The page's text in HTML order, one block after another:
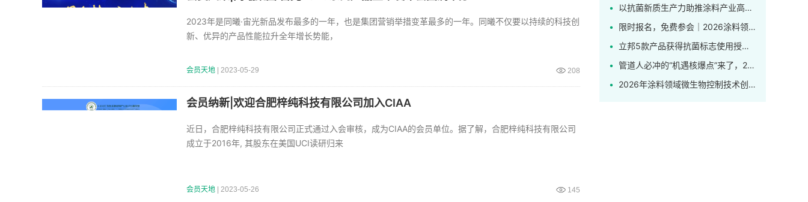
2023年是同曦·宙光新品发布最多的一年，也是集团营销举措变革最多的一年。同曦不仅要以持续的科技创
新、优异的产品性能拉升全年增长势能，
会员天地 | 2023-05-29 208
会员纳新|欢迎合肥梓纯科技有限公司加入CIAA
近日，合肥梓纯科技有限公司正式通过入会审核，成为CIAA的会员单位。据了解，合肥梓纯科技有限公司
成立于2016年, 其股东在美国UCI读研归来
会员天地 | 2023-05-26 145
以抗菌新质生产力助推涂料产业高质量发展，2026涂料微生物控制技术创新应用研讨会在上海举行
限时报名，免费参会｜2026涂料领域微生物控制技术创新应用研讨会发布完整日程！
立邦5款产品获得抗菌标志使用授权，解锁健康家居新标杆！
管道人必冲的“机遇核爆点”来了，2026上海管道系统展盛大开幕！
2026年涂料领域微生物控制技术创新应用研讨会发布最新日程